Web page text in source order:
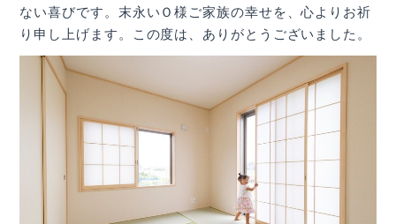
ない喜びです。末永いＯ様ご家族の幸せを、心よりお祈
り申し上げます。この度は、ありがとうございました。